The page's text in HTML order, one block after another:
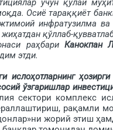
учун қулай
Осиё тараққиёт
инфратузилма
қўллаб-
раҳбари Канокпан
этди.
ислоҳотларнинг
ўзгаришлар
сектори комплекс
рақамли
жорий этиш